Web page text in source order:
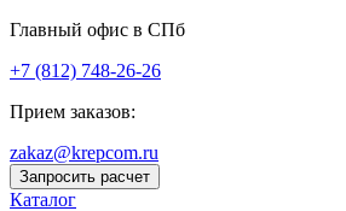
Главный офис в СПб
+7 (812) 748-26-26
Прием заказов:
zakaz@krepcom.ru
Запросить расчет
Каталог